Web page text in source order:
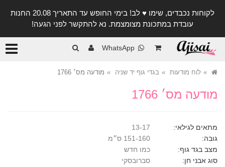
לקוחות נכבדים, שימו ♥️ לב! בימי החופש עד התאריך 20.08 החנות
עובדת במתכונת מצומצמת. נא להתקשר לפני הגעה!
WhatsApp
לוח מודעות בגדי גוף יד שניה מודעה מס׳ 1766
מודעה מס׳ 1766
מתאים לגילאי:
גובה:
מצב בגד גוף:
כמו חדש
סוג אבני חן:
סברובסקי